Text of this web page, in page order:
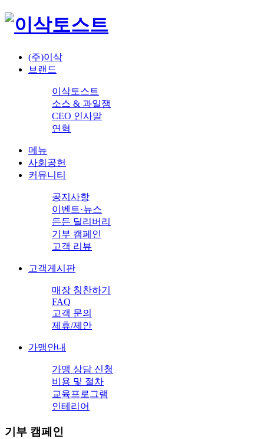
(주)이삭
브랜드
이삭토스트
소스 & 과일잼
CEO 인사말
연혁
메뉴
사회공헌
커뮤니티
공지사항
이벤트·뉴스
든든 딜리버리
기부 캠페인
고객 리뷰
고객게시판
매장 칭찬하기
FAQ
고객 문의
제휴/제안
가맹안내
가맹 상담 신청
비용 및 절차
교육프로그램
인테리어
기부 캠페인